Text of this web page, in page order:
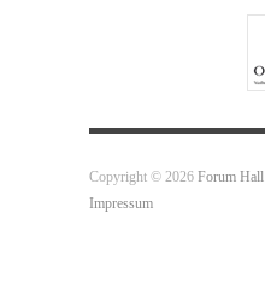
Copyright © 2026 Forum Hall
Impressum